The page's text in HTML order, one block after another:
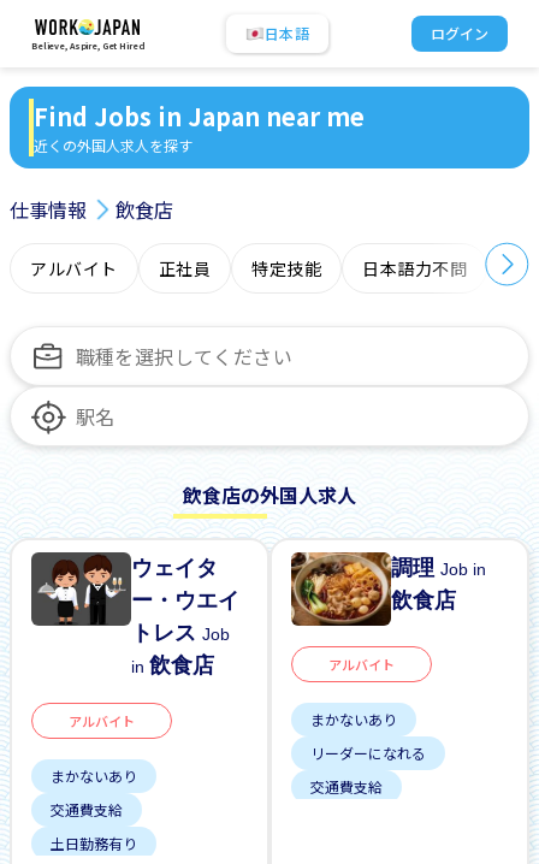
Believe, Aspire, Get Hired
日本語 ログイン
Find Jobs in Japan near me
近くの外国人求人を探す
仕事情報 飲食店
アルバイト 正社員 特定技能 日本語力不問 オ
飲食店の外国人求人
ウェイタ
ー・ウエイ
トレスJob
in飲食店
アルバイト
まかないあり
交通費支給
土日勤務有り
調理Job in
飲食店
アルバイト
まかないあり
リーダーになれる
交通費支給